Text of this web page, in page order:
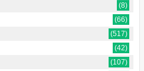
(8)
(66)
(517)
(42)
(107)